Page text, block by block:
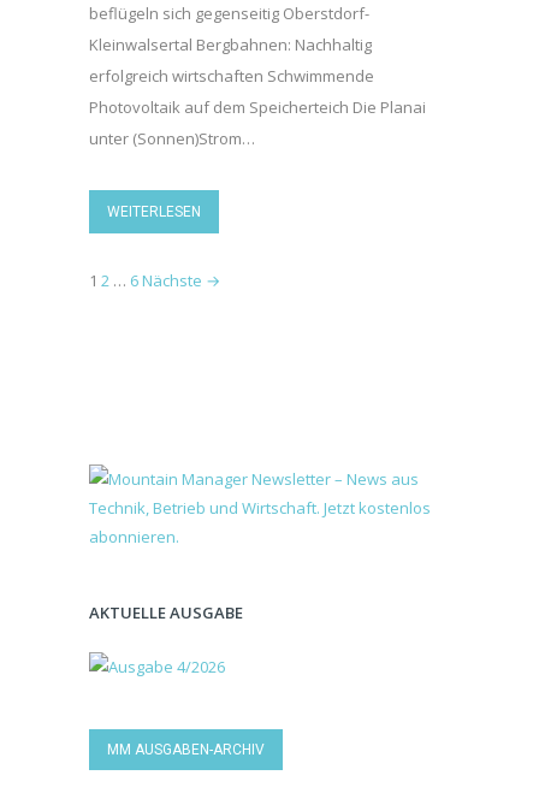
beflügeln sich gegenseitig Oberstdorf-
Kleinwalsertal Bergbahnen: Nachhaltig
erfolgreich wirtschaften Schwimmende
Photovoltaik auf dem Speicherteich Die Planai
unter (Sonnen)Strom…
WEITERLESEN
1 2 … 6 Nächste →
AKTUELLE AUSGABE
MM AUSGABEN-ARCHIV